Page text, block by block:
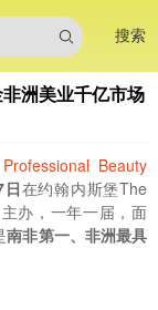
搜索
洲美业千亿市场
Beauty
在约翰内斯堡The
办，一年一届，面
南非第一、非洲最具